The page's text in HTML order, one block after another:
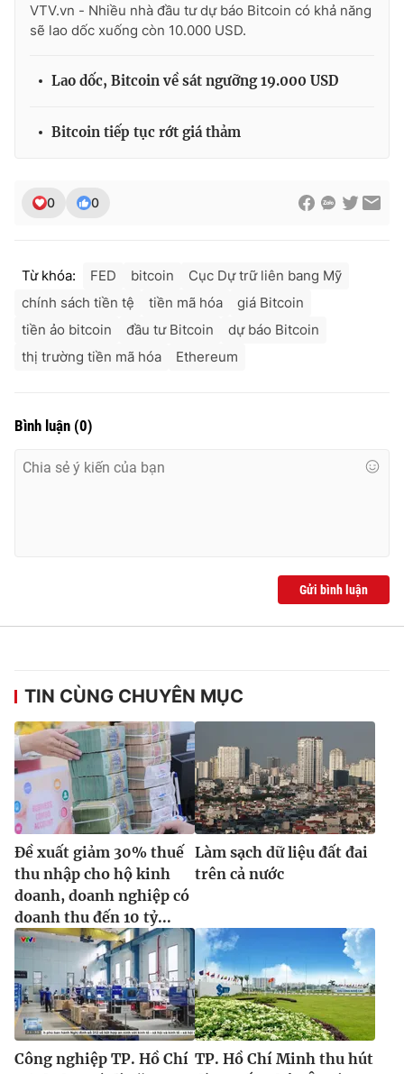
VTV.vn - Nhiều nhà đầu tư dự báo Bitcoin có khả năng
sẽ lao dốc xuống còn 10.000 USD.
Lao dốc, Bitcoin về sát ngưỡng 19.000 USD
Bitcoin tiếp tục rớt giá thảm
0 0
Từ khóa: FED bitcoin
Cục Dự trữ liên bang Mỹ
chính sách tiền tệ
tiền mã hóa
giá Bitcoin
tiền ảo bitcoin
đầu tư Bitcoin
dự báo Bitcoin
thị trường tiền mã hóa
Ethereum
Bình luận (0)
Gửi bình luận
TIN CÙNG CHUYÊN MỤC
Đề xuất giảm 30% thuế
thu nhập cho hộ kinh
doanh, doanh nghiệp có
doanh thu đến 10 tỷ...
Làm sạch dữ liệu đất đai
trên cả nước
Công nghiệp TP. Hồ Chí TP. Hồ Chí Minh thu hút